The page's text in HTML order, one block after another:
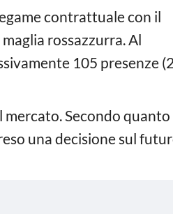
contrattuale con il
rossazzurra. Al
105 presenze
Secondo quanto
una decisione sul